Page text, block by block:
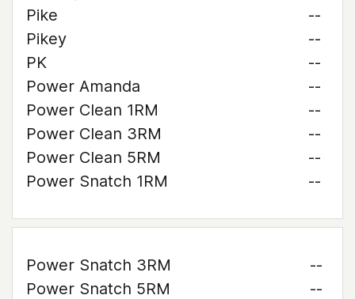
Pike
--
Pikey
--
PK
--
Power Amanda
--
Power Clean 1RM
--
Power Clean 3RM
--
Power Clean 5RM
--
Power Snatch 1RM
--
Power Snatch 3RM
--
Power Snatch 5RM
--